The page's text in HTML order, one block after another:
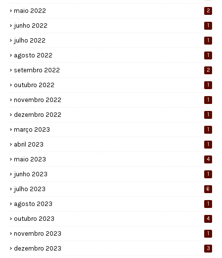
maio 2022 2
junho 2022 1
julho 2022 1
agosto 2022 1
setembro 2022 2
outubro 2022 1
novembro 2022 1
dezembro 2022 1
março 2023 1
abril 2023 1
maio 2023 4
junho 2023 1
julho 2023 6
agosto 2023 1
outubro 2023 4
novembro 2023 1
dezembro 2023 3